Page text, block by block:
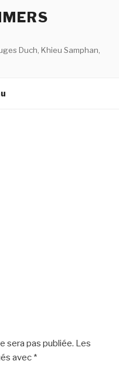
Duch, Khieu Samphan,
sera pas publiée. Les
avec *